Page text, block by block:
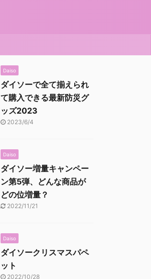
Daiso
ダイソーで全て揃えられ
て購入できる最新防災グ
ッズ2023
2023/6/4
Daiso
ダイソー増量キャンペー
ン第5弾、どんな商品が
どの位増量？
2022/11/21
Daiso
ダイソークリスマスパペ
ット
2022/10/28